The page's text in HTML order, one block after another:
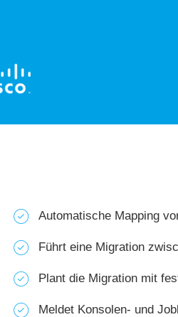
Automatische Mapping
Führt eine Migration
Plant die Migration mit
Meldet Konsolen- und